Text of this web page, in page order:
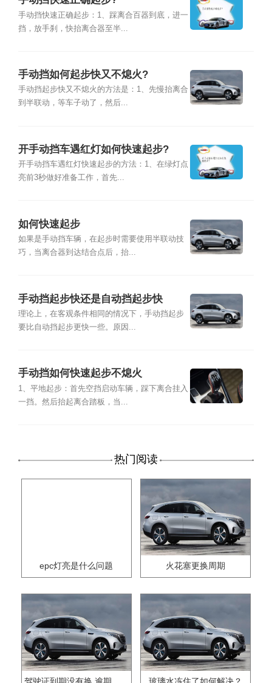
手动挡快速正确起步：1、踩离合百器到底，进一
挡，放手刹，快抬离合器至半...
手动挡如何起步快又不熄火?
手动挡起步快又不熄火的方法是：1、先慢抬离合
到半联动，等车子动了，然后...
开手动挡车遇红灯如何快速起步?
开手动挡车遇红灯快速起步的方法：1、在绿灯点
亮前3秒做好准备工作，首先...
如何快速起步
如果是手动挡车辆，在起步时需要使用半联动技
巧，当离合器到达结合点后，抬...
手动挡起步快还是自动挡起步快
理论上，在客观条件相同的情况下，手动挡起步
要比自动挡起步更快一些。原因...
手动挡如何快速起步不熄火
1、平地起步：首先空挡启动车辆，踩下离合挂入
一挡。然后抬起离合踏板，当...
热门阅读
epc灯亮是什么问题 火花塞更换周期